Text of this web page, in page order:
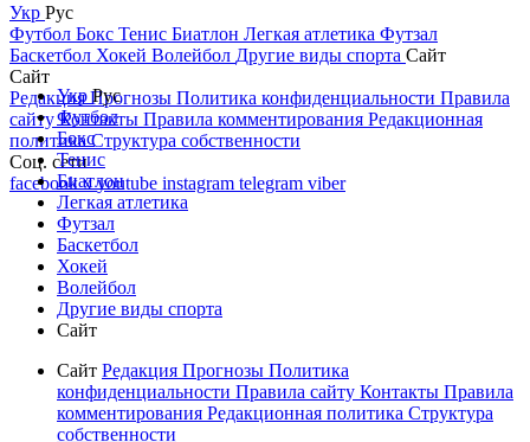
Укр Рус
Футбол Бокс Тенис Биатлон Легкая атлетика Футзал
Баскетбол Хокей Волейбол Другие виды спорта Сайт
Сайт
РедакцияПрогнозы Политика конфиденциальности Правила
сайтуКонтакты Правила комментирования Редакционная
политикаСтруктура собственности
Соц. сети
facebookxyoutube instagram telegram viber
УкрРус
Футбол
Бокс
Тенис
Биатлон
Легкая атлетика
Футзал
Баскетбол
Хокей
Волейбол
Другие виды спорта
Сайт
Сайт Редакция Прогнозы Политика
конфиденциальности Правила сайту Контакты Правила
комментирования Редакционная политика Структура
собственности